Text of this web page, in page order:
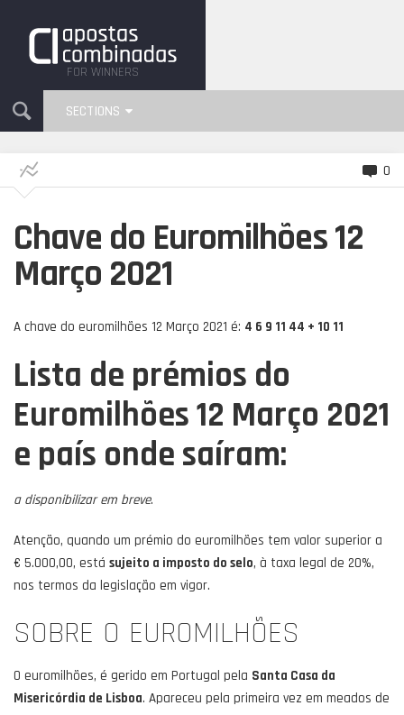
FOR WINNERS
SECTIONS
0
Chave do Euromilhões 12
Março 2021
A chave do euromilhões 12 Março 2021 é: 4 6 9 11 44 + 10 11
Lista de prémios do
Euromilhões 12 Março 2021
e país onde saíram:
a disponibilizar em breve.
Atenção, quando um prémio do euromilhões tem valor superior a
€ 5.000,00, está sujeito a imposto do selo, à taxa legal de 20%,
nos termos da legislação em vigor.
SOBRE O EUROMILHÕES
O euromilhões, é gerido em Portugal pela Santa Casa da
Misericórdia de Lisboa. Apareceu pela primeira vez em meados de